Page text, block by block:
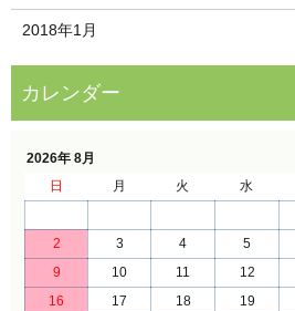
2018年1月
2026年 8月
日
月 火 水
2
3 4 5
9
10 11 12
16
17 18 19